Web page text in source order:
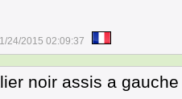
24/2015 02:09:37
noir assis a gauche